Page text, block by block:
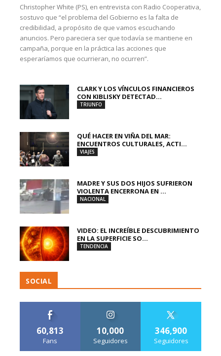
Christopher White (PS), en entrevista con Radio Cooperativa,
sostuvo que “el problema del Gobierno es la falta de
credibilidad, a propósito de que vamos escuchando
anuncios. Pero pareciera ser que todavía se mantiene en
campaña, porque en la práctica las acciones que
esperaríamos que ocurrieran, no ocurren”.
CLARK Y LOS VÍNCULOS FINANCIEROS
CON KIBLISKY DETECTAD...
TRIUNFO
QUÉ HACER EN VIÑA DEL MAR:
ENCUENTROS CULTURALES, ACTI...
VIAJES
MADRE Y SUS DOS HIJOS SUFRIERON
VIOLENTA ENCERRONA EN ...
NACIONAL
VIDEO: EL INCREÍBLE DESCUBRIMIENTO
EN LA SUPERFICIE SO...
TENDENCIA
SOCIAL
60,813
Fans
10,000
Seguidores
346,900
Seguidores